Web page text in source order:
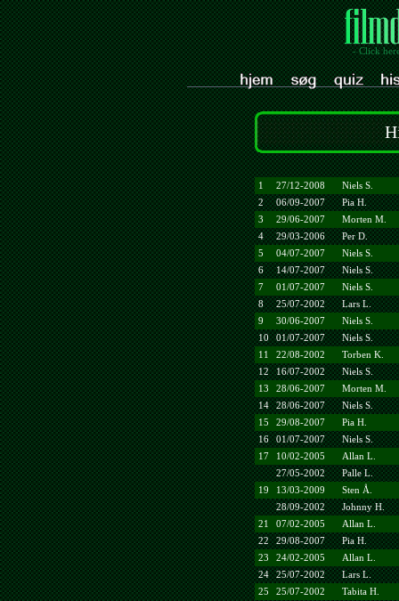
- Click
1 27/12-2008
Niels S.
2
06/09-2007
Pia H.
3
29/06-2007
Morten M.
4
29/03-2006
Per D.
5
04/07-2007
Niels S.
6
14/07-2007
Niels S.
7
01/07-2007
Niels S.
8
25/07-2002
Lars L.
9
30/06-2007
Niels S.
10
01/07-2007
Niels S.
11
22/08-2002
Torben K.
12
16/07-2002
Niels S.
13
28/06-2007
Morten M.
14
28/06-2007
Niels S.
15
29/08-2007
Pia H.
16
01/07-2007
Niels S.
17
10/02-2005
Allan L.
27/05-2002
Palle L.
19
13/03-2009
Sten Å.
28/09-2002
Johnny H.
21
07/02-2005
Allan L.
22
29/08-2007
Pia H.
23
24/02-2005
Allan L.
24
25/07-2002
Lars L.
25
25/07-2002
Tabita H.